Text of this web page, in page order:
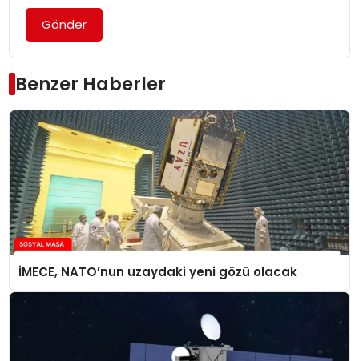
Gönder
Benzer Haberler
İMECE, NATO’nun uzaydaki yeni gözü olacak